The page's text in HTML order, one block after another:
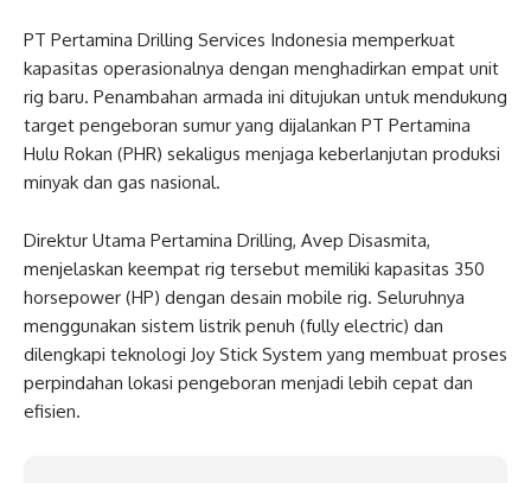
PT Pertamina Drilling Services Indonesia memperkuat
kapasitas operasionalnya dengan menghadirkan empat unit
rig baru. Penambahan armada ini ditujukan untuk mendukung
target pengeboran sumur yang dijalankan PT Pertamina
Hulu Rokan (PHR) sekaligus menjaga keberlanjutan produksi
minyak dan gas nasional.
Direktur Utama Pertamina Drilling, Avep Disasmita,
menjelaskan keempat rig tersebut memiliki kapasitas 350
horsepower (HP) dengan desain mobile rig. Seluruhnya
menggunakan sistem listrik penuh (fully electric) dan
dilengkapi teknologi Joy Stick System yang membuat proses
perpindahan lokasi pengeboran menjadi lebih cepat dan
efisien.